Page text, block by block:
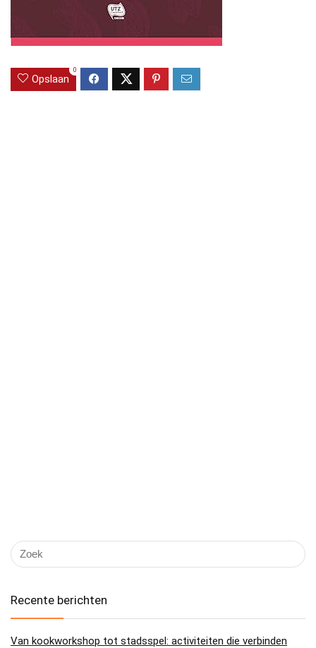
Opslaan
0
Recente berichten
Van kookworkshop tot stadsspel: activiteiten die verbinden